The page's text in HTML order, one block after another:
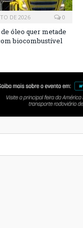
DE 2026 0
óleo quer metade
biocombustível